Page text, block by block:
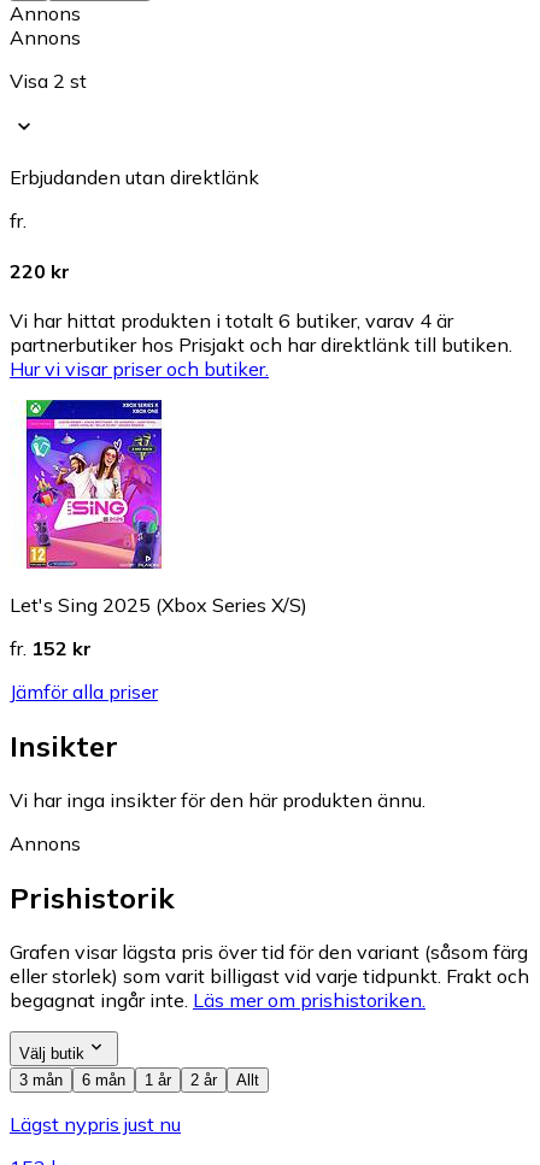
Annons
Annons
Visa 2 st
Erbjudanden utan direktlänk
fr.
220 kr
Vi har hittat produkten i totalt 6 butiker, varav 4 är
partnerbutiker hos Prisjakt och har direktlänk till butiken.
Hur vi visar priser och butiker.
Let's Sing 2025 (Xbox Series X/S)
fr. 152 kr
Jämför alla priser
Insikter
Vi har inga insikter för den här produkten ännu.
Annons
Prishistorik
Grafen visar lägsta pris över tid för den variant (såsom färg
eller storlek) som varit billigast vid varje tidpunkt. Frakt och
begagnat ingår inte. Läs mer om prishistoriken.
Välj butik
3 mån
6 mån 1 år 2 år Allt
Lägst nypris just nu